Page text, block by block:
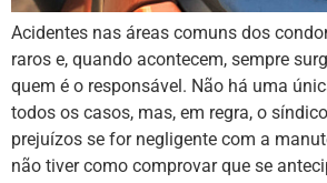
Acidentes nas áreas comuns dos
raros e, quando acontecem, sempre
quem é o responsável. Não há uma
todos os casos, mas, em regra, o
prejuízos se for negligente com a
não tiver como comprovar que se